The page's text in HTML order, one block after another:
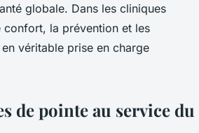
globale. Dans les cliniques
confort, la prévention et les
véritable prise en charge
de pointe au service du